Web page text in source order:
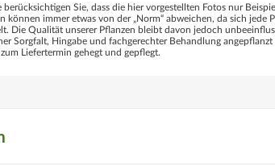
Sie, dass die hier vorgestellten Fotos nur
können immer etwas von der „Norm“ abweichen, da sich jede
Die Qualität unserer Pflanzen bleibt davon jedoch
Sorgfalt, Hingabe und fachgerechter Behandlung angepflanzt
zum Liefertermin gehegt und gepflegt.